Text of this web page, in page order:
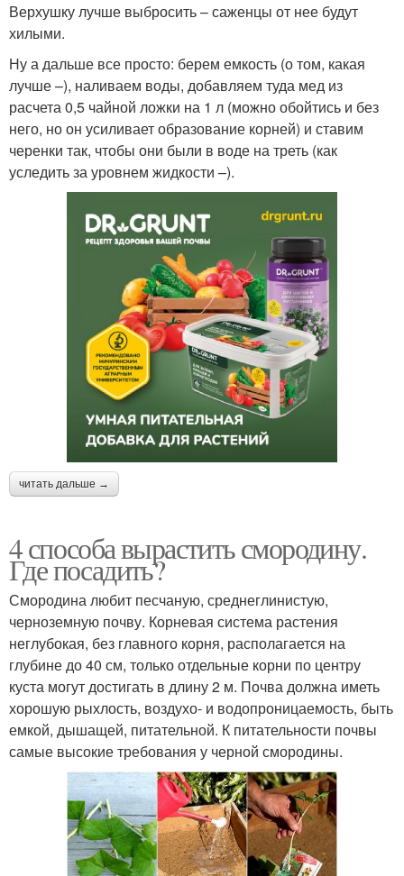
Верхушку лучше выбросить – саженцы от нее будут
хилыми.
Ну а дальше все просто: берем емкость (о том, какая
лучше –), наливаем воды, добавляем туда мед из
расчета 0,5 чайной ложки на 1 л (можно обойтись и без
него, но он усиливает образование корней) и ставим
черенки так, чтобы они были в воде на треть (как
уследить за уровнем жидкости –).
читать дальше →
4 способа вырастить смородину.
Где посадить?
Смородина любит песчаную, среднеглинистую,
черноземную почву. Корневая система растения
неглубокая, без главного корня, располагается на
глубине до 40 см, только отдельные корни по центру
куста могут достигать в длину 2 м. Почва должна иметь
хорошую рыхлость, воздухо- и водопроницаемость, быть
емкой, дышащей, питательной. К питательности почвы
самые высокие требования у черной смородины.